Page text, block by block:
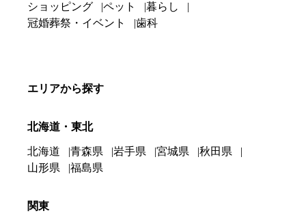
ショッピング
ペット
暮らし
冠婚葬祭・イベント
歯科
エリアから探す
北海道・東北
北海道 青森県 岩手県 宮城県
秋田県
山形県
福島県
関東